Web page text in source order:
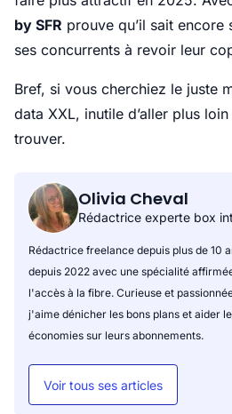
by SFR prouve qu’il sait
ses concurrents à revoir leur
Bref, si vous cherchiez le juste
data XXL, inutile d’aller plus
trouver.
Olivia Cheval
Rédactrice experte box
Rédactrice freelance depuis plus de 10
depuis 2022 avec une spécialité
l'accès à la fibre. Curieuse et
j'aime dénicher les bons plans et aider
économies sur leurs abonnements.
Voir tous ses articles